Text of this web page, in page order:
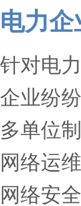
电力
针对电
企业纷
多单位
网络运
网络安